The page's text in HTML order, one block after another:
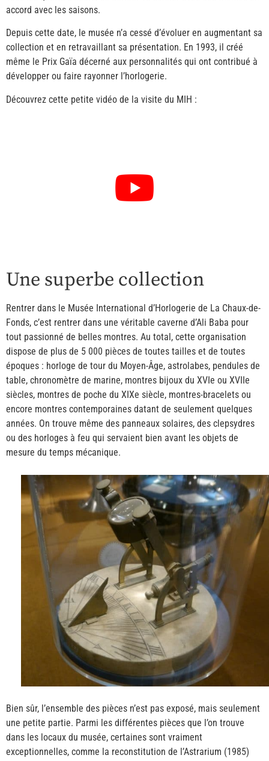
accord avec les saisons.
Depuis cette date, le musée n’a cessé d’évoluer en augmentant sa
collection et en retravaillant sa présentation. En 1993, il créé
même le Prix Gaïa décerné aux personnalités qui ont contribué à
développer ou faire rayonner l’horlogerie.
Découvrez cette petite vidéo de la visite du MIH :
Une superbe collection
Rentrer dans le Musée International d’Horlogerie de La Chaux-de-
Fonds, c’est rentrer dans une véritable caverne d’Ali Baba pour
tout passionné de belles montres. Au total, cette organisation
dispose de plus de 5 000 pièces de toutes tailles et de toutes
époques : horloge de tour du Moyen-Âge, astrolabes, pendules de
table, chronomètre de marine, montres bijoux du XVIe ou XVIIe
siècles, montres de poche du XIXe siècle, montres-bracelets ou
encore montres contemporaines datant de seulement quelques
années. On trouve même des panneaux solaires, des clepsydres
ou des horloges à feu qui servaient bien avant les objets de
mesure du temps mécanique.
Bien sûr, l’ensemble des pièces n’est pas exposé, mais seulement
une petite partie. Parmi les différentes pièces que l’on trouve
dans les locaux du musée, certaines sont vraiment
exceptionnelles, comme la reconstitution de l’Astrarium (1985)